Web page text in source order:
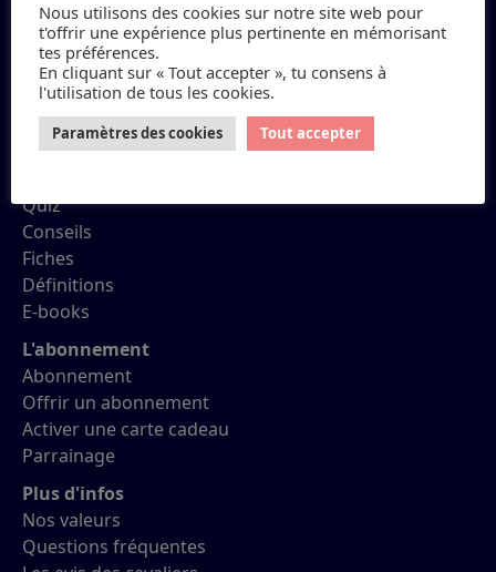
Petit Galop
Quiz
Conseils
Fiches
Définitions
E-books
L'abonnement
Abonnement
Offrir un abonnement
Activer une carte cadeau
Parrainage
Plus d'infos
Nos valeurs
Questions fréquentes
Nous utilisons des cookies sur notre site web pour
t'offrir une expérience plus pertinente en mémorisant
tes préférences.
En cliquant sur « Tout accepter », tu consens à
l'utilisation de tous les cookies.
Paramètres des cookies Tout accepter